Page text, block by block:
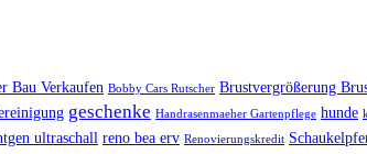
Bau Verkaufen Bobby Cars Rutscher Brustvergrößerung
geschenke Handrasenmaeher Gartenpflege hunde
ultraschall reno bea erv Renovierungskredit